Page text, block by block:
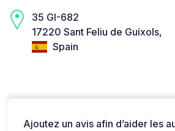
35 GI-682
17220 Sant Feliu de Guíxols,
Spain
Ajoutez un avis afin d’aider les